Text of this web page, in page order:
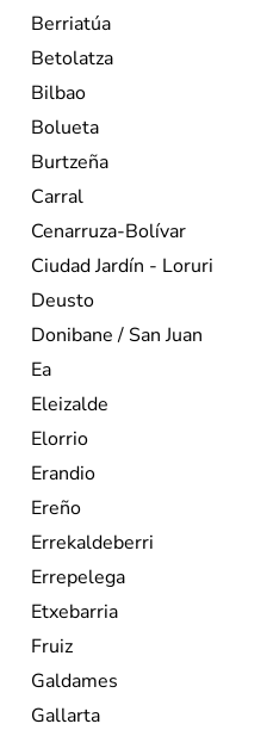
Berriatúa
Betolatza
Bilbao
Bolueta
Burtzeña
Carral
Cenarruza-Bolívar
Ciudad Jardín - Loruri
Deusto
Donibane / San Juan
Ea
Eleizalde
Elorrio
Erandio
Ereño
Errekaldeberri
Errepelega
Etxebarria
Fruiz
Galdames
Gallarta